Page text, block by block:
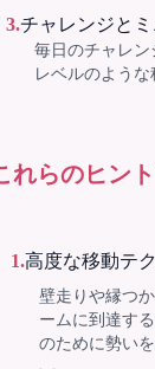
3.チャレンジと
毎日のチャレ
レベルのよう
れらのヒン
1.高度な移動テ
壁走りや縁つ
ームに到達す
のために勢い